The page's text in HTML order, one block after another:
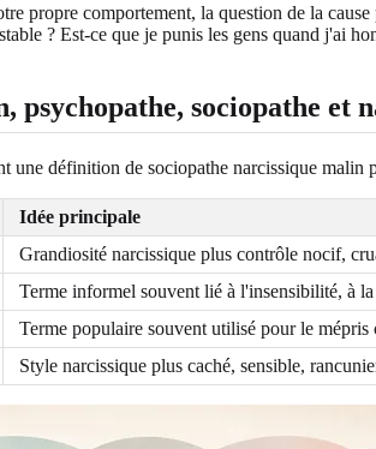
propre comportement, la question de la
? Est-ce que je punis les gens quand j'ai
psychopathe, sociopathe et
une définition de sociopathe narcissique malin
Idée principale
Grandiosité narcissique plus contrôle nocif,
Terme informel souvent lié à l'insensibilité, à
Terme populaire souvent utilisé pour le mépris
Style narcissique plus caché, sensible,